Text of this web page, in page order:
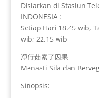
Disiarkan di Stasiun
INDONESIA :
Setiap Hari 18.45 wib,
wib; 22.15 wib
淨行茹素了因果
Menaati Sila dan
Sinopsis: